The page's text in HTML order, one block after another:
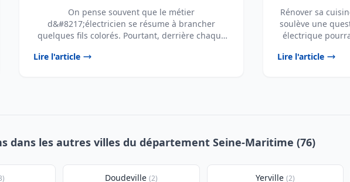
On pense souvent que le métier
d&#8217;électricien se résume à brancher
quelques fils colorés. Pourtant, derrière chaque
Lire l'article
Rénover sa
soulève une
électrique
Lire l'article
dans les autres villes du département Seine-Maritime (76)
Doudeville (2) Yerville (2)